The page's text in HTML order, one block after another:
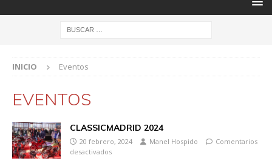
INICIO Eventos
EVENTOS
CLASSICMADRID 2024
20 febrero, 2024 Manel Hospido
Comentarios
desactivados